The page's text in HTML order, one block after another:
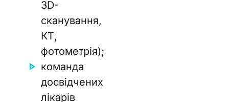
3D-
сканування,
КТ,
фотометрія);
команда
досвідчених
лікарів